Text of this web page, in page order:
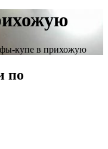
купе в прихожую
по